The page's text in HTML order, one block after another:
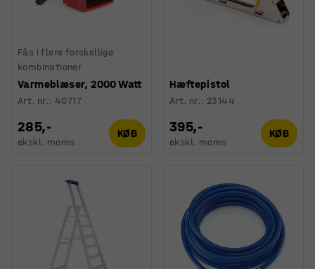
Fås i flere forskellige
kombinationer
Varmeblæser, 2000 Watt
Art. nr.: 40717
285,-
ekskl. moms
KØB
Hæftepistol
Art. nr.: 23144
395,-
ekskl. moms
KØB